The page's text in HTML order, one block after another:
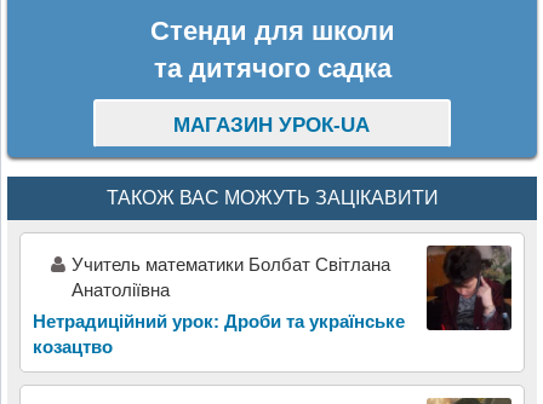
Стенди для школи
та дитячого садка
МАГАЗИН УРОК-UA
ТАКОЖ ВАС МОЖУТЬ ЗАЦІКАВИТИ
Учитель математики Болбат Світлана
Анатоліївна
Нетрадиційний урок: Дроби та українське
козацтво